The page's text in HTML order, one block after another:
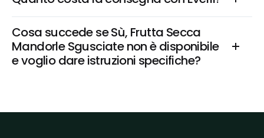
Cosa succede se Sù, Frutta Secca
Mandorle Sgusciate non è disponibile
e voglio dare istruzioni specifiche?